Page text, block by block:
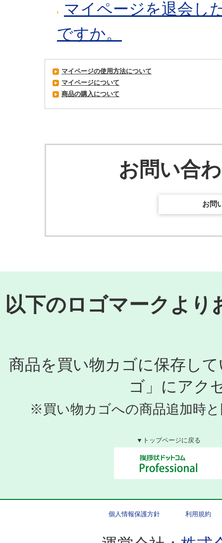
マイページを退会し
ですか。
マイページの使用方法について
マイページについて
商品の購入について
お問い合
お問
以下のロゴマークより
商品を買い物カゴに保存し
ゴ」にアク
※買い物カゴへの商品追加時
▼トップページに戻る
個人情報保護方針 利用規約